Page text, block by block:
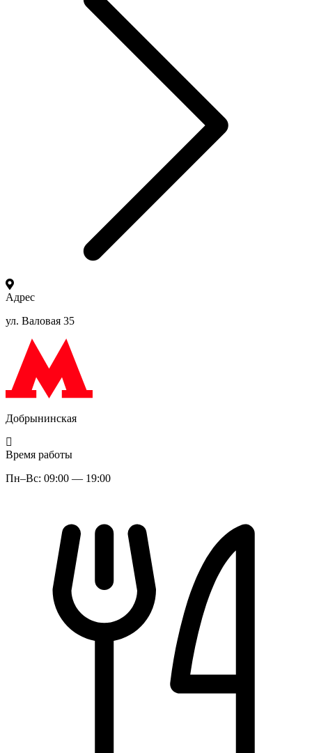
Адрес
ул. Валовая 35
Добрынинская
Время работы
Пн–Вс: 09:00 — 19:00